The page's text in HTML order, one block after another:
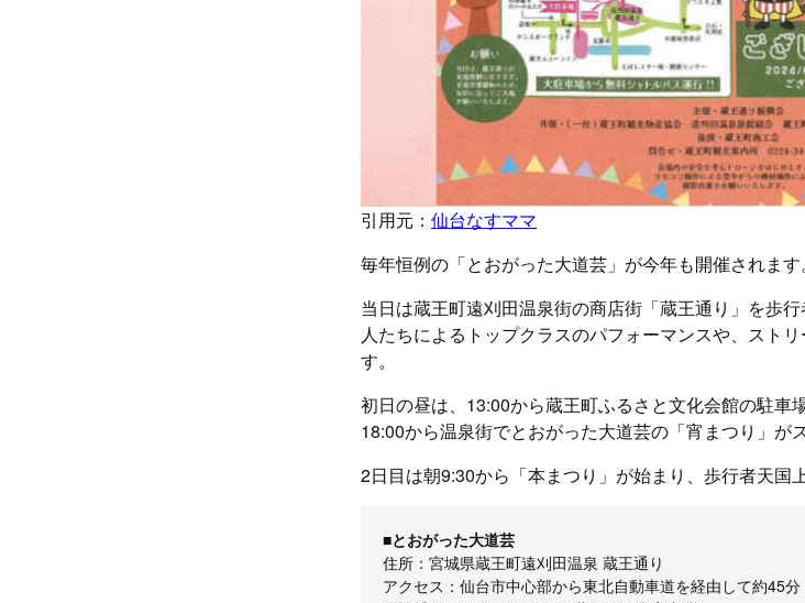
引用元： 仙台なすママ
毎年恒例の「とおがった大道芸」が今年も開催されます。
当日は蔵王町遠刈田温泉街の商店街「蔵王通り」を歩
人たちによるトップクラスのパフォーマンスや、スト
す。
初日の昼は、13:00から蔵王町ふるさと文化会館の駐車
18:00から温泉街でとおがった大道芸の「宵まつり」が
2日目は朝9:30から「本まつり」が始まり、歩行者天国
■とおがった大道芸
住所：宮城県蔵王町遠刈田温泉 蔵王通り
アクセス：仙台市中心部から東北自動車道を経由して約45分